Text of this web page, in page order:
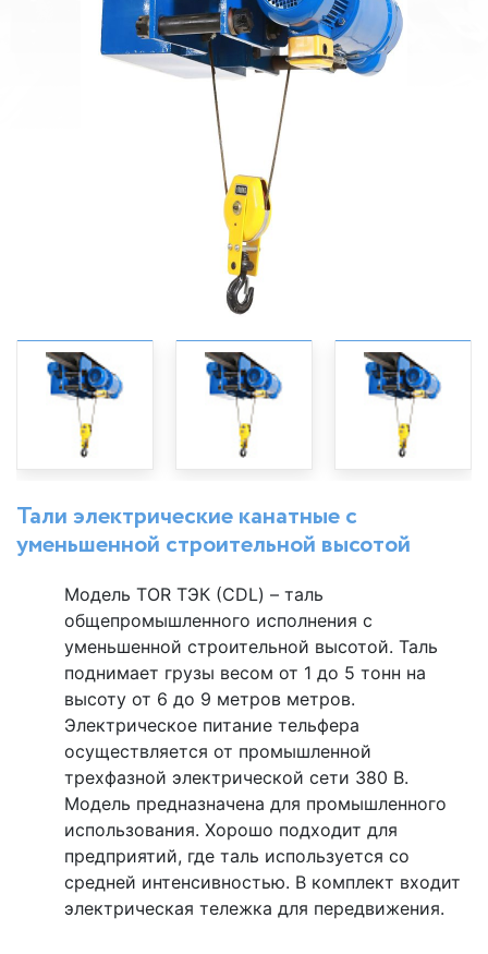
Тали электрические канатные с
уменьшенной строительной высотой
Модель TOR ТЭК (CDL) – таль
общепромышленного исполнения с
уменьшенной строительной высотой. Таль
поднимает грузы весом от 1 до 5 тонн на
высоту от 6 до 9 метров метров.
Электрическое питание тельфера
осуществляется от промышленной
трехфазной электрической сети 380 В.
Модель предназначена для промышленного
использования. Хорошо подходит для
предприятий, где таль используется со
средней интенсивностью. В комплект входит
электрическая тележка для передвижения.